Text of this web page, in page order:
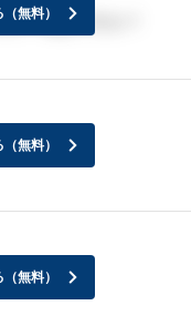
？電話ですか？
無料）
無料）
無料）